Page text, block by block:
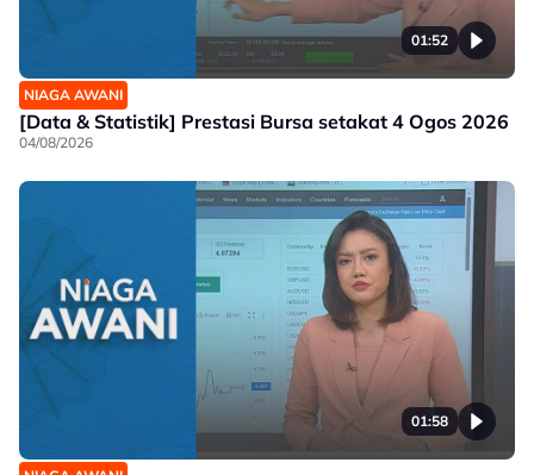
01:52
NIAGA AWANI
[Data & Statistik] Prestasi Bursa setakat 4 Ogos 2026
04/08/2026
01:58